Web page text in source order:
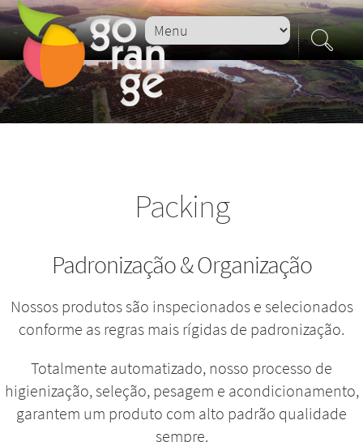
Packing
Padronização & Organização
Nossos produtos são inspecionados e selecionados
conforme as regras mais rígidas de padronização.
Totalmente automatizado, nosso processo de
higienização, seleção, pesagem e acondicionamento,
garantem um produto com alto padrão qualidade
sempre.